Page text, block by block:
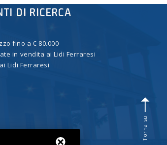
DI RICERCA
fino a € 80.000
in vendita ai Lidi Ferraresi
Lidi Ferraresi
Torna su
DI RICERCA
fino a € 80.000
in vendita ai Lidi Ferraresi
Lidi Ferraresi
Torna su